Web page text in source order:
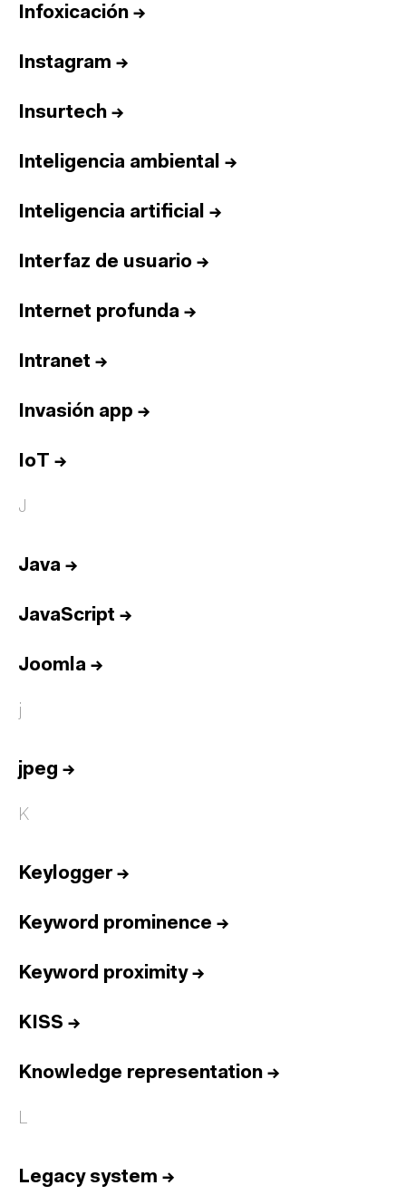
Infoxicación →
Instagram →
Insurtech →
Inteligencia ambiental →
Inteligencia artificial →
Interfaz de usuario →
Internet profunda →
Intranet →
Invasión app →
IoT →
J
Java →
JavaScript →
Joomla →
j
jpeg →
K
Keylogger→
Keyword prominence →
Keyword proximity→
KISS →
Knowledge representation →
L
Legacy system →